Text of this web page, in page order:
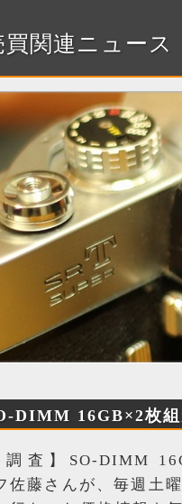
関連ニュース
DIMM 16GB×2枚
査】SO-DIMM
藤さんが、毎週土